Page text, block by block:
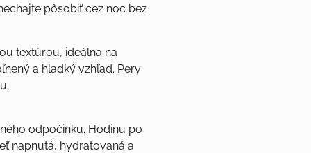
pôsobiť cez noc bez
textúrou, ideálna na
a hladký vzhľad. Pery
odpočinku. Hodinu po
napnutá, hydratovaná a